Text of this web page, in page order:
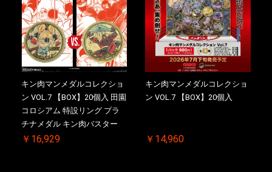
キン肉マンメダルコレクショ
ン VOL.7 【BOX】20個入 田園
コロシアム 特設リング プラ
チナメダル キン肉バスター
VS. キン肉バスターやぶり 初
￥16,929
キン肉マンメダルコレクショ
ン VOL.7 【BOX】20個入
￥14,960